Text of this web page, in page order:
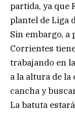
partida, ya que
plantel de Liga
Sin embargo, a
Corrientes
trabajando en
a la altura de
cancha y
La batuta